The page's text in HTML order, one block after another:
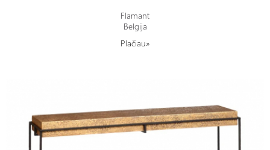
Flamant
Belgija
Plačiau»